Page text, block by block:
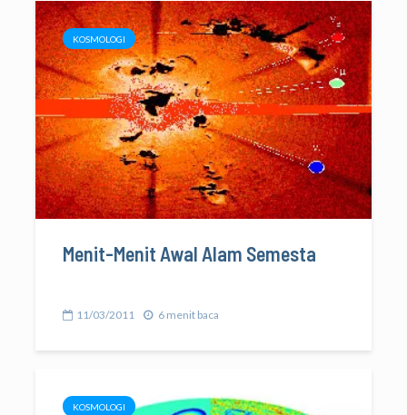
KOSMOLOGI
Menit-Menit Awal Alam Semesta
11/03/2011 6 menit baca
KOSMOLOGI